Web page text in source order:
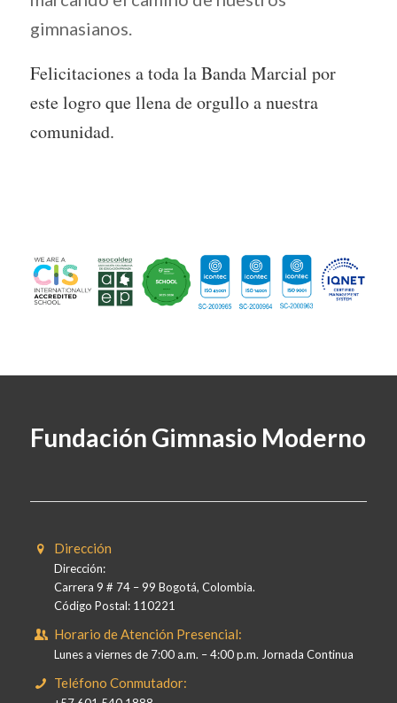
gimnasianos.
Felicitaciones a toda la Banda Marcial por
este logro que llena de orgullo a nuestra
comunidad.
Fundación Gimnasio Moderno
Dirección
Dirección:
Carrera 9 # 74 – 99 Bogotá, Colombia.
Código Postal: 110221
Horario de Atención Presencial:
Lunes a viernes de 7:00 a.m. – 4:00 p.m. Jornada Continua
Teléfono Conmutador: